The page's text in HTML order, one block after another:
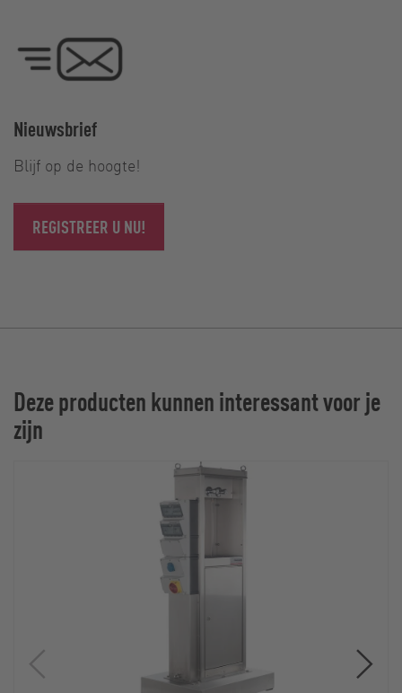
Nieuwsbrief
Blijf op de hoogte!
REGISTREER U NU!
Deze producten kunnen interessant voor je
zijn